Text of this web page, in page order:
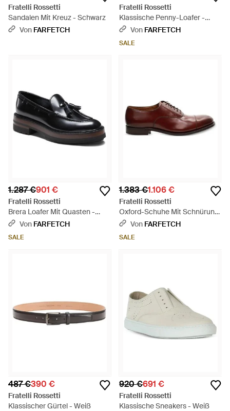
Fratelli Rossetti
Sandalen Mit Kreuz - Schwarz
Von FARFETCH
Fratelli Rossetti
Klassische Penny-Loafer -
GrünVon FARFETCH
SALE
1.287 €901 €
Fratelli Rossetti
Brera Loafer Mit Quasten -
Schwarz
Von FARFETCH
SALE
1.383 €1.106 €
Fratelli Rossetti
Oxford-Schuhe Mit Schnürung
- Braun
Von FARFETCH
SALE
487 €390 €
Fratelli Rossetti
Klassischer Gürtel - Weiß
920 €691 €
Fratelli Rossetti
Klassische Sneakers - Weiß